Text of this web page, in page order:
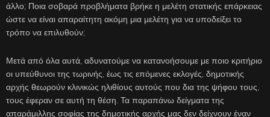
άλλο; Ποια σοβαρά προβλήματα βρήκε η μελέτη στατικής επάρκειας
ώστε να είναι απαραίτητη ακόμη μια μελέτη για να υποδείξει το
τρόπο να επιλυθούν;
Μετά από όλα αυτά, αδυνατούμε να κατανοήσουμε με ποιο κριτήριο
οι υπεύθυνοι της τωρινής, έως τις επόμενες εκλογές, δημοτικής
αρχής θεωρούν κλινικώς ηλιθίους αυτούς που δια της ψήφου τους,
τους έφεραν σε αυτή τη θέση. Τα παραπάνω δείγματα της
απαράμιλλης σοφίας της δημοτικής αρχής μας δεν δείχνουν έναν